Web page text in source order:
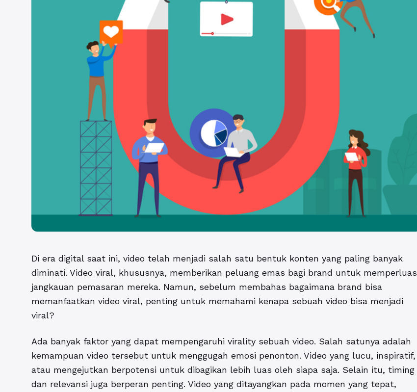
Di era digital saat ini, video telah menjadi salah satu bentuk konten yang paling banyak
diminati. Video viral, khususnya, memberikan peluang emas bagi brand untuk memperluas
jangkauan pemasaran mereka. Namun, sebelum membahas bagaimana brand bisa
memanfaatkan video viral, penting untuk memahami kenapa sebuah video bisa menjadi
viral?
Ada banyak faktor yang dapat mempengaruhi virality sebuah video. Salah satunya adalah
kemampuan video tersebut untuk menggugah emosi penonton. Video yang lucu, inspiratif,
atau mengejutkan berpotensi untuk dibagikan lebih luas oleh siapa saja. Selain itu, timing
dan relevansi juga berperan penting. Video yang ditayangkan pada momen yang tepat,